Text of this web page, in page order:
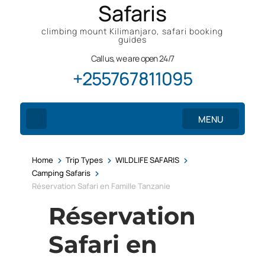
Safaris
climbing mount Kilimanjaro, safari booking
guides
Call us, we are open 24/7
+255767811095
MENU
Home > Trip Types > WILDLIFE SAFARIS >
Camping Safaris >
Réservation Safari en Famille Tanzanie
Réservation
Safari en